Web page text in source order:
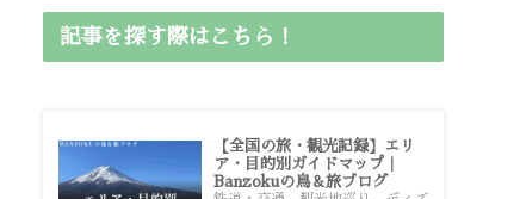
記事を探す際はこちら！
【全国の旅・観光記録】エリ
ア・目的別ガイドマップ｜
Banzokuの鳥＆旅ブログ